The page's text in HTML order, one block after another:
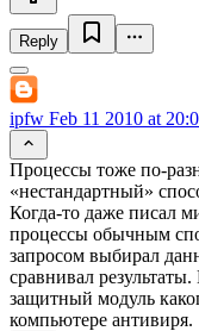
Reply
ipfw Feb 11 2010 at
Процессы тоже по-
«нестандартный»
Когда-то даже писал
процессы обычным
запросом выбирал
сравнивал
защитный модуль
компьютере антивиря.